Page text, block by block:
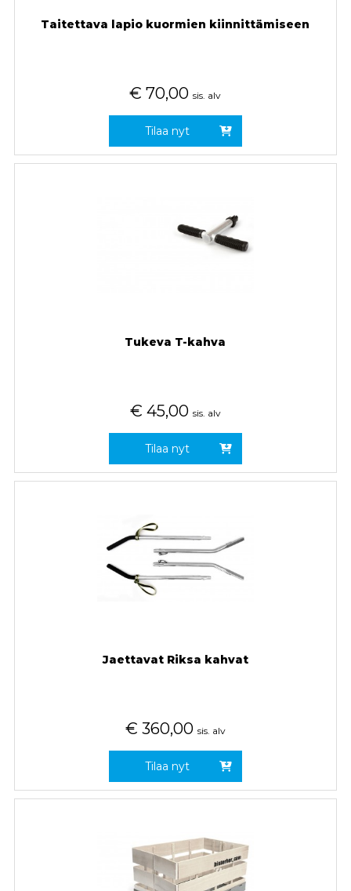
Taitettava lapio kuormien kiinnittämiseen
€ 70,00 sis. alv
Tilaa nyt
Tukeva T-kahva
€ 45,00 sis. alv
Tilaa nyt
Jaettavat Riksa kahvat
€ 360,00 sis. alv
Tilaa nyt